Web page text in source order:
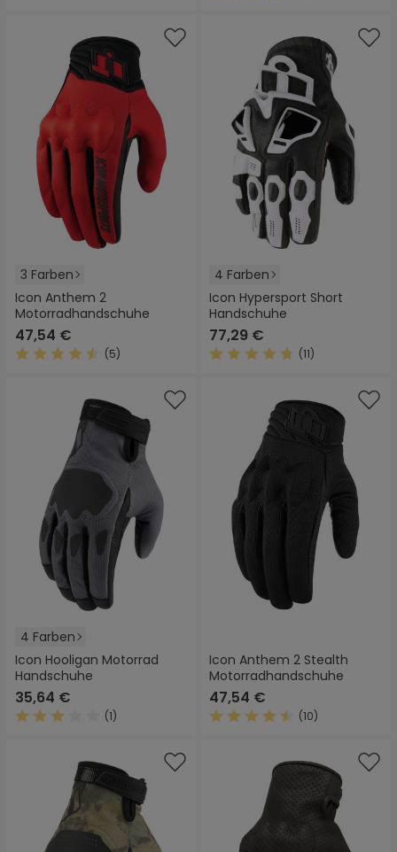
3 Farben
Icon Anthem 2
Motorradhandschuhe
47,54 €
(5)
4 Farben
Icon Hypersport Short
Handschuhe
77,29 €
(11)
4 Farben
Icon Hooligan Motorrad
Handschuhe
35,64 €
(1)
Icon Anthem 2 Stealth
Motorradhandschuhe
47,54 €
(10)